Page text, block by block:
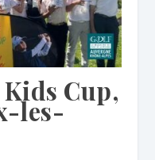
Cup,
les-